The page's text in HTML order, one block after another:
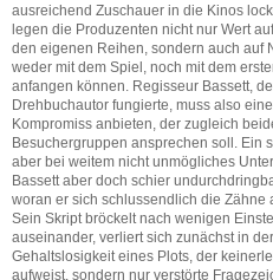
ausreichend Zuschauer in die Kinos
legen die Produzenten nicht nur Wert
den eigenen Reihen, sondern auch auf
weder mit dem Spiel, noch mit dem
anfangen können. Regisseur Bassett,
Drehbuchautor fungierte, muss also
Kompromiss anbieten, der zugleich
Besuchergruppen ansprechen soll. Ein
aber bei weitem nicht unmögliches
Bassett aber doch schier
woran er sich schlussendlich die Zähne
Sein Skript bröckelt nach wenigen
auseinander, verliert sich zunächst in der
Gehaltslosigkeit eines Plots, der
aufweist, sondern nur verstörte